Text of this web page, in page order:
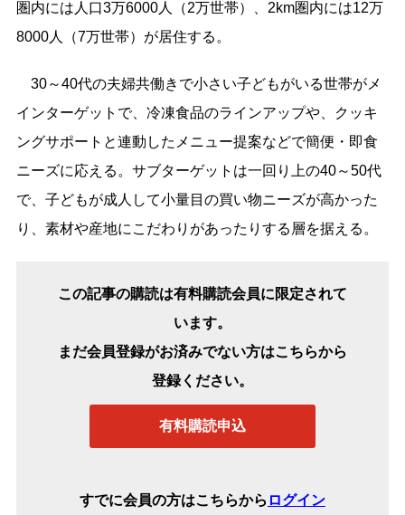
圏内には人口3万6000人（2万世帯）、2km圏内には12万
8000人（7万世帯）が居住する。
30～40代の夫婦共働きで小さい子どもがいる世帯がメ
インターゲットで、冷凍食品のラインアップや、クッキ
ングサポートと連動したメニュー提案などで簡便・即食
ニーズに応える。サブターゲットは一回り上の40～50代
で、子どもが成人して小量目の買い物ニーズが高かった
り、素材や産地にこだわりがあったりする層を据える。
この記事の購読は有料購読会員に限定されて
います。
まだ会員登録がお済みでない方はこちらから
登録ください。
有料購読申込
すでに会員の方はこちらから ログイン